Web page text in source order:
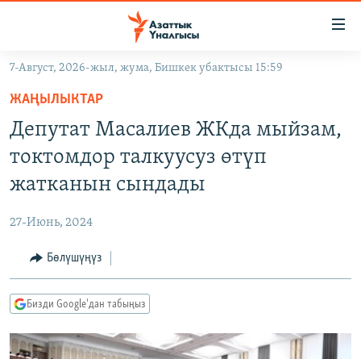
Навигацияга
өтүңүз
Издөөгө
салыңызКЫРГЫЗСТАН
МАДАНИЯТ
ДҮЙНӨ
ТВ ПРОГРАММАЛАР
БҮГҮН АЗАТТЫКТА
ДАНИСТЕ
ПОДКАСТ
Русский
7-Август, 2026-жыл, жума, Бишкек убактысы 15:59
ЖАҢЫЛЫКТАР
Депутат Масалиев ЖКда мыйзам,
токтомдор талкуусуз өтүп
жатканын сындады
27-Июнь, 2024
Бөлүшүңүз
Бизди Google'дан табыңыз